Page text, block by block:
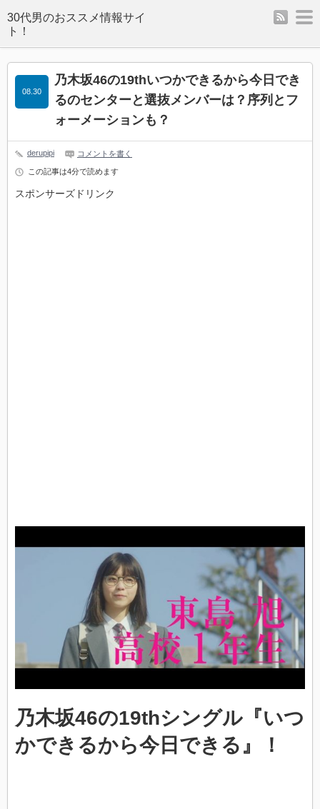
rss
乃木坂46の19thいつかできるから今日でき
るのセンターと選抜メンバーは？序列とフ
ォーメーションも？
08.30
derupipi コメントを書く
この記事は4分で読めます
スポンサーズドリンク
乃木坂46の19thシングル『いつ
かできるから今日できる』！